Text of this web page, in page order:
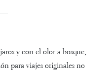
y con el olor a bosque,
para viajes originales no